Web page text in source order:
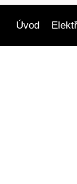
Úvod